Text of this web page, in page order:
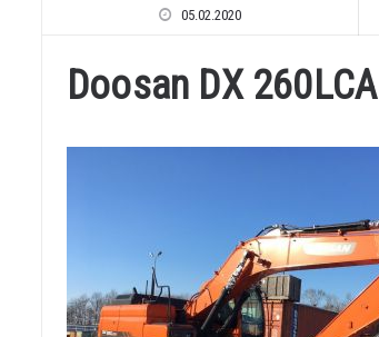
05.02.2020
Doosan DX 260LCA